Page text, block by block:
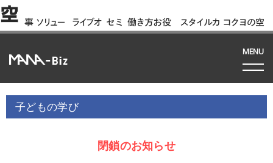
空 事
例
ソリュー
ション
ライブオ
フィス
セミ
ナー
働き方お役
立ち資料
スタイルカ
タログ
コクヨの空
間って!?
MENU
子どもの学び
閉鎖のお知らせ